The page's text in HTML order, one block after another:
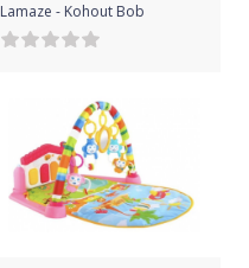
Lamaze - Kohout Bob